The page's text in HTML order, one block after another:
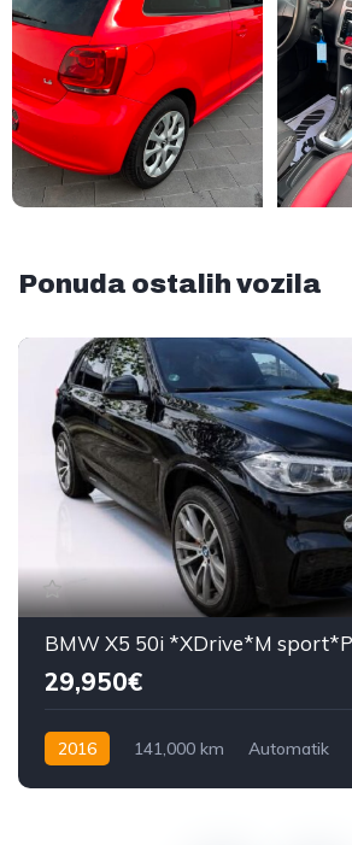
Ponuda ostalih vozila
29,950€
2016 141,000 km Automatik